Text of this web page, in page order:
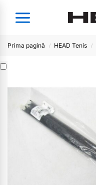
Prima pagină / HEAD Tenis /